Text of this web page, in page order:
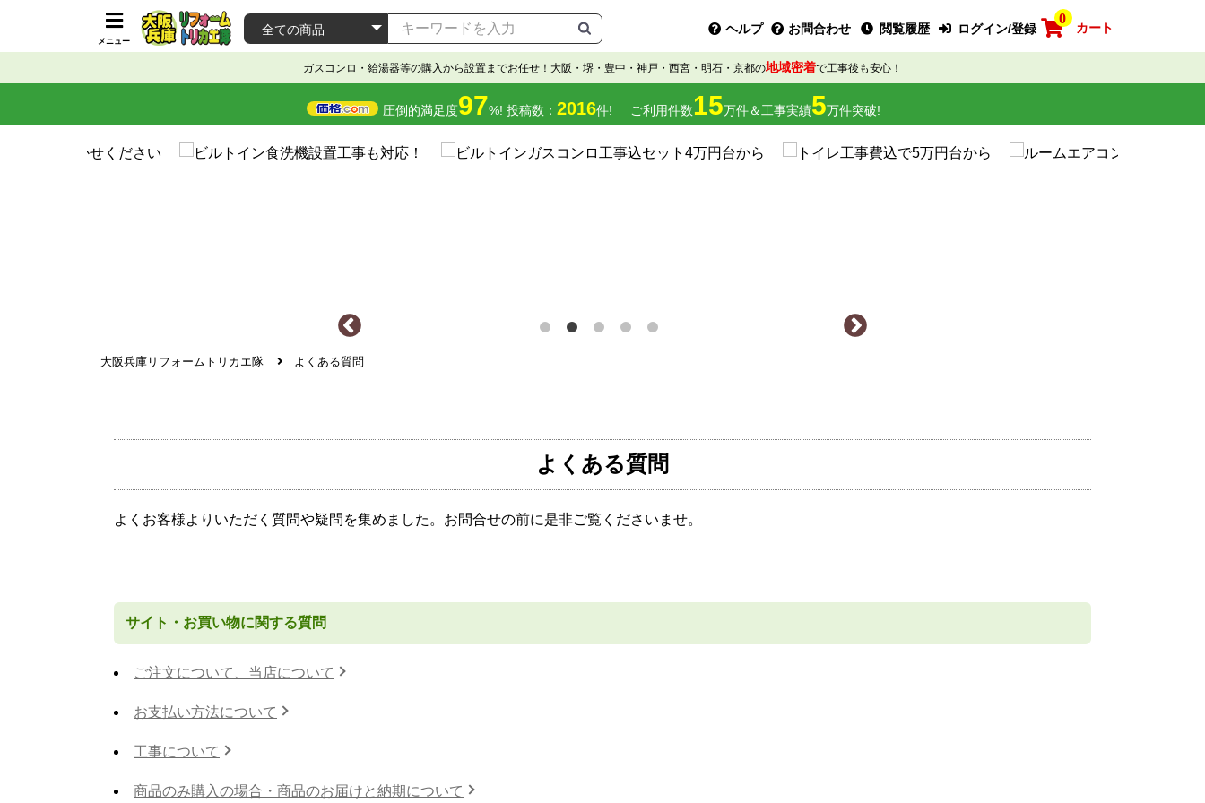
メニュー
ヘルプ お問合わせ 閲覧履歴 ログイン/登録
0
カート
ガスコンロ・給湯器等の購入から設置までお任せ！大阪・堺・豊中・神戸・西宮・明石・京都の地域密着で工事後も安心！
圧倒的満足度97%! 投稿数： 2016件! ご利用件数15万件＆工事実績5万件突破!
大阪兵庫リフォームトリカエ隊 よくある質問
よくある質問
よくお客様よりいただく質問や疑問を集めました。お問合せの前に是非ご覧くださいませ。
サイト・お買い物に関する質問
ご注文について、当店について
お支払い方法について
工事について
商品のみ購入の場合・商品のお届けと納期について